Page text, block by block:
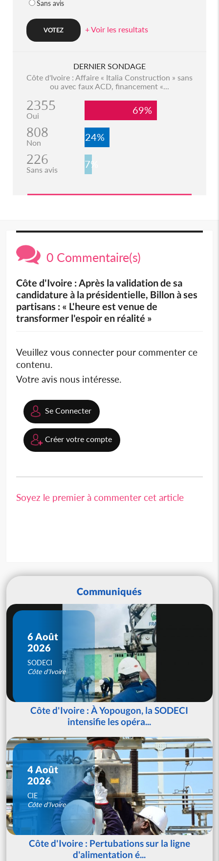
Sans avis
+ Voir les resultats
DERNIER SONDAGE
Côte d'Ivoire : Affaire « Italia Construction » sans
ou avec faux ACD, financement «...
2355
Oui 69%
808
Non 24%
226
Sans avis 7%
0 Commentaire(s)
Côte d'Ivoire : Après la validation de sa
candidature à la présidentielle, Billon à ses
partisans : « L'heure est venue de
transformer l'espoir en réalité »
Veuillez vous connecter pour commenter ce
contenu.
Votre avis nous intéresse.
Se Connecter
Créer votre compte
Soyez le premier à commenter cet article
Communiqués
6 Août
2026
SODECI
Côte d'Ivoire
Côte d'Ivoire : À Yopougon, la SODECI
intensifie les opéra...
4 Août
2026
CIE
Côte d'Ivoire
Côte d'Ivoire : Pertubations sur la ligne
d'alimentation é...